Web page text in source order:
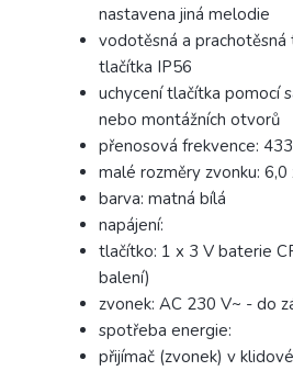
nastavena jiná melodie
vodotěsná a prachotěsná
tlačítka IP56
uchycení tlačítka pomocí
nebo montážních otvorů
přenosová frekvence:
malé rozměry zvonku: 6,0
barva: matná bílá
napájení:
tlačítko: 1 x 3 V baterie
balení)
zvonek: AC 230 V~ - do
spotřeba energie:
přijímač (zvonek) v